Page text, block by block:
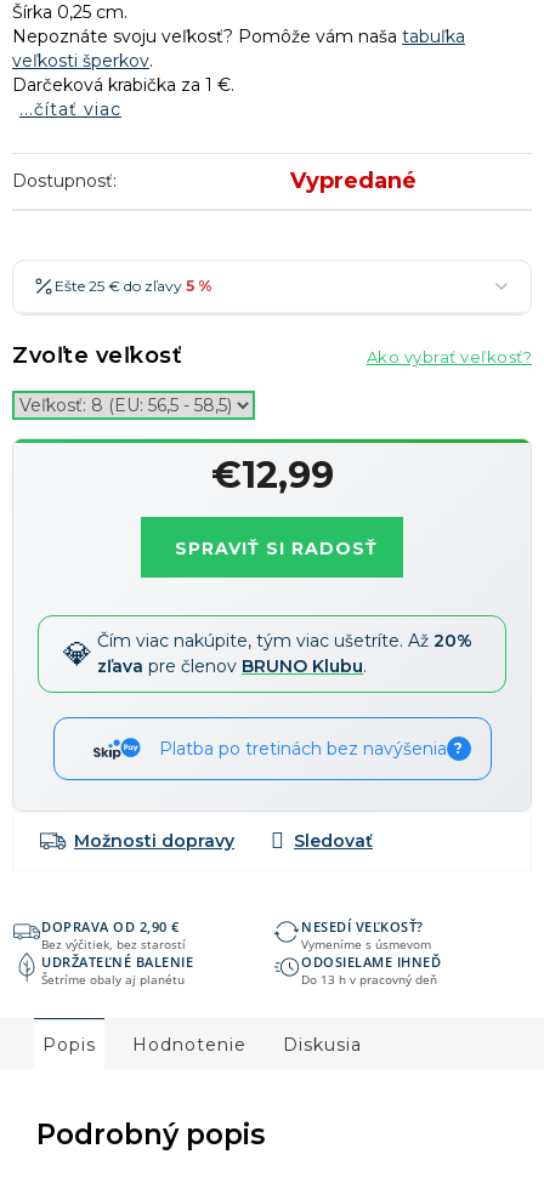
Šírka 0,25 cm.
Nepoznáte svoju veľkosť? Pomôže vám naša tabuľka
veľkosti šperkov.
Darčeková krabička za 1 €.
...čítať viac
Dostupnosť: Vypredané
Ešte 25 € do zľavy 5 %
47 € →-10 %
Zľavy je možné kombinovať
Zvoľte veľkosť Ako vybrať veľkosť?
€12,99
SPRAVIŤ SI RADOSŤ
Čím viac nakúpite, tým viac ušetríte. Až 20%
zľava pre členov BRUNO Klubu.
Platba po tretinách bez navýšenia ?
Možnosti dopravy
DOPRAVA OD 2,90 €
Bez výčitiek, bez starostí
NESEDÍ VEĽKOSŤ?
Vymeníme s úsmevom
UDRŽATEĽNÉ BALENIE
Šetríme obaly aj planétu
ODOSIELAME IHNEĎ
Do 13 h v pracovný deň
Popis Hodnotenie Diskusia
Podrobný popis